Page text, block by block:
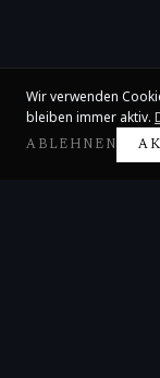
Wir verwenden
bleiben immer aktiv.
ABLEHNEN